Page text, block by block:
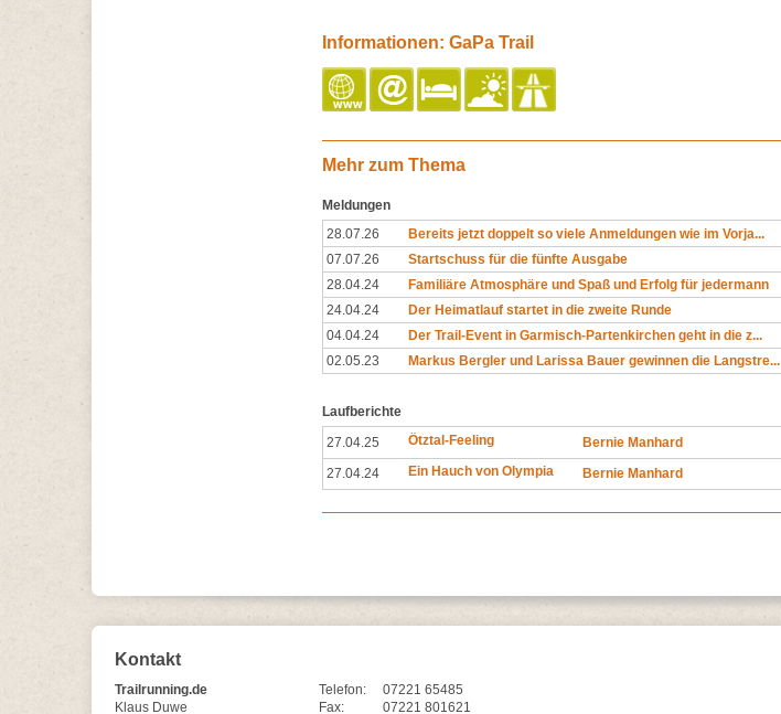
Informationen: GaPa Trail
Mehr zum Thema
Meldungen
28.07.26
Bereits jetzt doppelt so viele Anmeldungen wie im Vorja...
07.07.26
Startschuss für die fünfte Ausgabe
28.04.24
Familiäre Atmosphäre und Spaß und Erfolg für jedermann
24.04.24
Der Heimatlauf startet in die zweite Runde
04.04.24
Der Trail-Event in Garmisch-Partenkirchen geht in die z...
02.05.23
Markus Bergler und Larissa Bauer gewinnen die Langstre...
Laufberichte
27.04.25
Ötztal-Feeling
Bernie Manhard
27.04.24
Ein Hauch von Olympia Bernie Manhard
Kontakt
Trailrunning.de
Klaus Duwe
Telefon:
07221 65485
Fax:
07221 801621